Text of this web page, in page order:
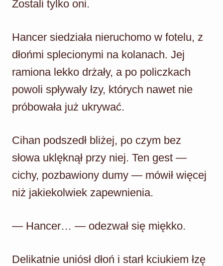
Zostali tylko oni.
Hancer siedziała nieruchomo w fotelu, z
dłońmi splecionymi na kolanach. Jej
ramiona lekko drżały, a po policzkach
powoli spływały łzy, których nawet nie
próbowała już ukrywać.
Cihan podszedł bliżej, po czym bez
słowa uklęknął przy niej. Ten gest —
cichy, pozbawiony dumy — mówił więcej
niż jakiekolwiek zapewnienia.
— Hancer… — odezwał się miękko.
Delikatnie uniósł dłoń i starł kciukiem łzę